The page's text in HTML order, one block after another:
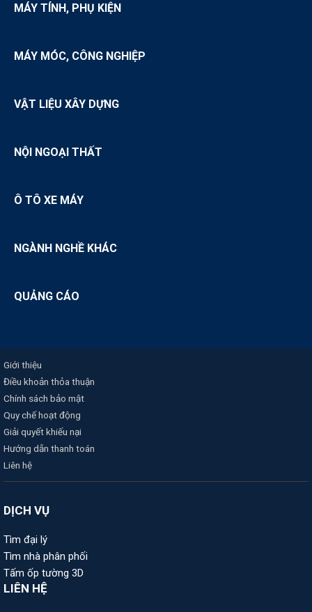
MÁY TÍNH, PHỤ KIỆN
MÁY MÓC, CÔNG NGHIỆP
VẬT LIỆU XÂY DỰNG
NỘI NGOẠI THẤT
Ô TÔ XE MÁY
NGÀNH NGHỀ KHÁC
QUẢNG CÁO
Giới thiệu
Điều khoản thỏa thuận
Chính sách bảo mật
Quy chế hoạt động
Giải quyết khiếu nại
Hướng dẫn thanh toán
Liên hệ
DỊCH VỤ
Tìm đại lý
Tìm nhà phân phối
Tấm ốp tường 3D
LIÊN HỆ